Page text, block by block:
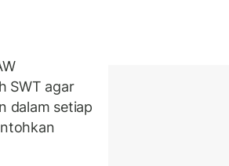
SWT agar
dalam setiap